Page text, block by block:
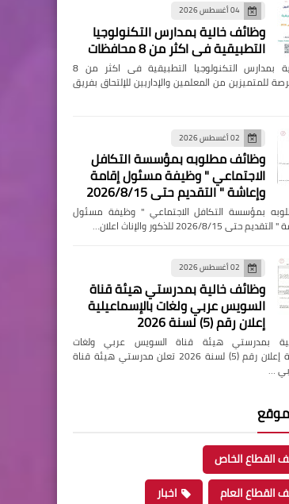
04 أغسطس 2026
وظائف خالية بمدارس التكنولوجيا
التطبيقية فى اكثر من 8 محافظات
وظائف خالية بمدارس التكنولوجيا التطبيقية فى اكثر من 8
للمتميزين من المعلمين والإداريين للإلتحاق بفريق
02 أغسطس 2026
وظائف مطلوبه بمؤسسة التكافل
الاجتماعي " وظيفة مسئول إقامة
وإعاشة " التقديم حتى 2026/8/15
بمؤسسة التكافل الاجتماعي " وظيفة مسئول
2026/8/15 للذكور والإناث اعلان…
02 أغسطس 2026
وظائف خالية بمدرستي هيئة قناة
السويس عربي ولغات بالإسماعيلية
إعلان رقم (5) لسنة 2026
بمدرستي هيئة قناة السويس عربي ولغات
بالإسماعيلية إعلان رقم (5) لسنة 2026 تعلن مدرستي هيئة قناة
…
القطاع الخاص
القطاع العام
اخبار